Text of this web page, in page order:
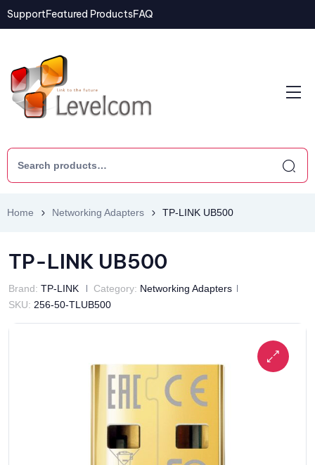
SupportFeatured ProductsFAQ
Home Networking Adapters TP-LINK UB500
TP-LINK UB500
Brand: TP-LINK Category: Networking Adapters
SKU: 256-50-TLUB500